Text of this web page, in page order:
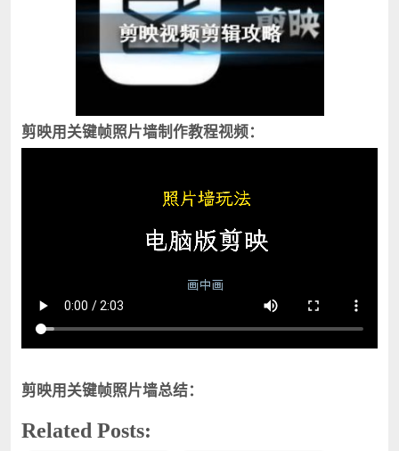
剪映用关键帧照片墙制作教程视频：
剪映用关键帧照片墙总结：
Related Posts: